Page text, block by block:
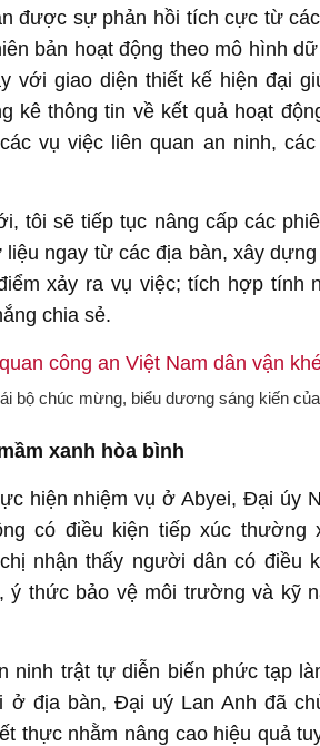
được sự phản hồi tích cực từ
bản hoạt động theo mô hình
với giao diện thiết kế hiện đại
kê thông tin về kết quả hoạt
vụ việc liên quan an ninh,
tôi sẽ tiếp tục nâng cấp các
ngay từ các địa bàn, xây
xảy ra vụ việc; tích hợp tính
chia sẻ.
bộ chúc mừng, biểu dương sáng kiến
xanh hòa bình
hiện nhiệm vụ ở Abyei, Đại úy
có điều kiện tiếp xúc thường
nhận thấy người dân có điều
ý thức bảo vệ môi trường và kỹ
ninh trật tự diễn biến phức tạp
ở địa bàn, Đại uý Lan Anh đã
thực nhằm nâng cao hiệu quả